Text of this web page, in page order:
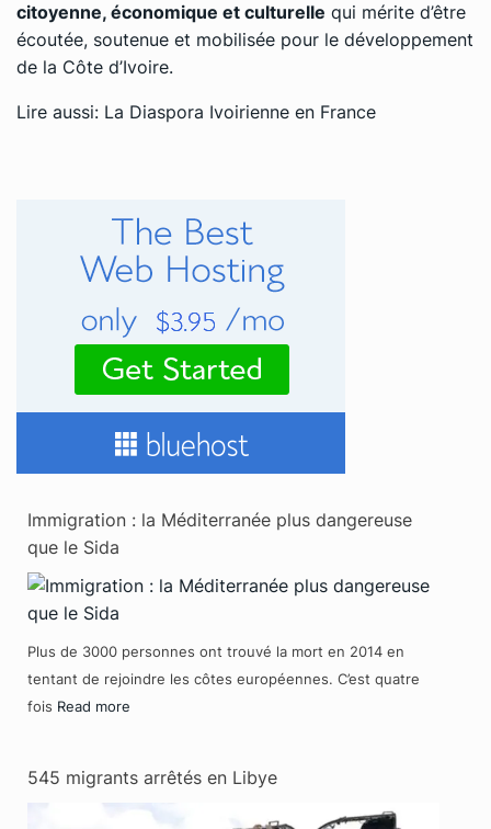
citoyenne, économique et culturelle qui mérite d’être
écoutée, soutenue et mobilisée pour le développement
de la Côte d’Ivoire.
Lire aussi: La Diaspora Ivoirienne en France
Immigration : la Méditerranée plus dangereuse
que le Sida
Plus de 3000 personnes ont trouvé la mort en 2014 en
tentant de rejoindre les côtes européennes. C’est quatre
fois Read more
545 migrants arrêtés en Libye